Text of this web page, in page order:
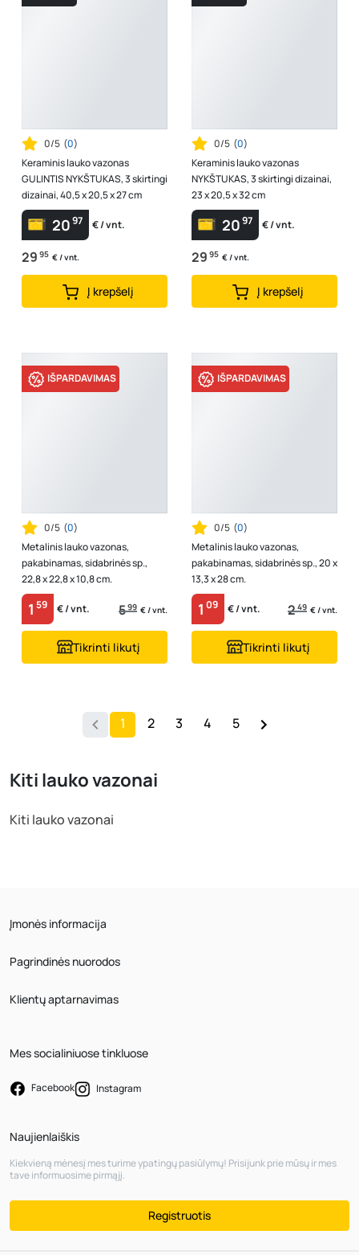
0/5 (0)
Keraminis lauko vazonas
GULINTIS NYKŠTUKAS, 3 skirtingi
dizainai, 40,5 x 20,5 x 27 cm
2097 € / vnt.
29 95 € / vnt.
Į krepšelį
0/5 (0)
Keraminis lauko vazonas
NYKŠTUKAS, 3 skirtingi dizainai,
23 x 20,5 x 32 cm
2097 € / vnt.
29 95 € / vnt.
Į krepšelį
IŠPARDAVIMAS
0/5 (0)
Metalinis lauko vazonas,
pakabinamas, sidabrinės sp.,
22,8 x 22,8 x 10,8 cm.
1 59 € / vnt. 599 € / vnt.
Tikrinti likutį
IŠPARDAVIMAS
0/5 (0)
Metalinis lauko vazonas,
pakabinamas, sidabrinės sp., 20 x
13,3 x 28 cm.
1 09 € / vnt. 249 € / vnt.
Tikrinti likutį
1 2 3 4 5
Kiti lauko vazonai
Kiti lauko vazonai
Įmonės informacija
Pagrindinės nuorodos
Klientų aptarnavimas
Mes socialiniuose tinkluose
Facebook Instagram
Naujienlaiškis
Kiekvieną mėnesį mes turime ypatingų pasiūlymų! Prisijunk prie mūsų ir mes
tave informuosime pirmąjį.
Registruotis